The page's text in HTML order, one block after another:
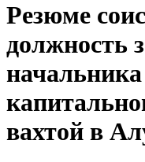
Резюме
должность
вахтой в